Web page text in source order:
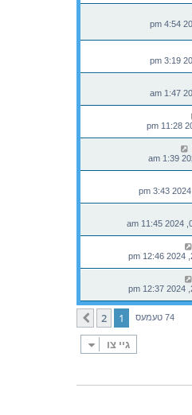
74 טעמעס 1
2
קומענדיגע
גיי צו